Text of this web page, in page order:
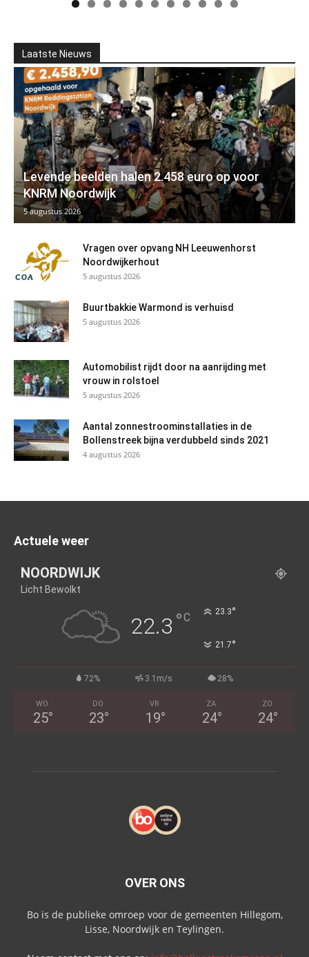
Laatste Nieuws
Levende beelden halen 2.458 euro op voor
KNRM Noordwijk
5 augustus 2026
Vragen over opvang NH Leeuwenhorst
Noordwijkerhout
5 augustus 2026
Buurtbakkie Warmond is verhuisd
5 augustus 2026
Automobilist rijdt door na aanrijding met
vrouw in rolstoel
5 augustus 2026
Aantal zonnestroominstallaties in de
Bollenstreek bijna verdubbeld sinds 2021
4 augustus 2026
Actuele weer
NOORDWIJK
Licht Bewolkt
22.3 °C 23.3°
21.7°
72% 3.1m/s 28%
WO
25°
DO
23°
VR
19°
ZA
24°
ZO
24°
OVER ONS
Bo is de publieke omroep voor de gemeenten Hillegom,
Lisse, Noordwijk en Teylingen.